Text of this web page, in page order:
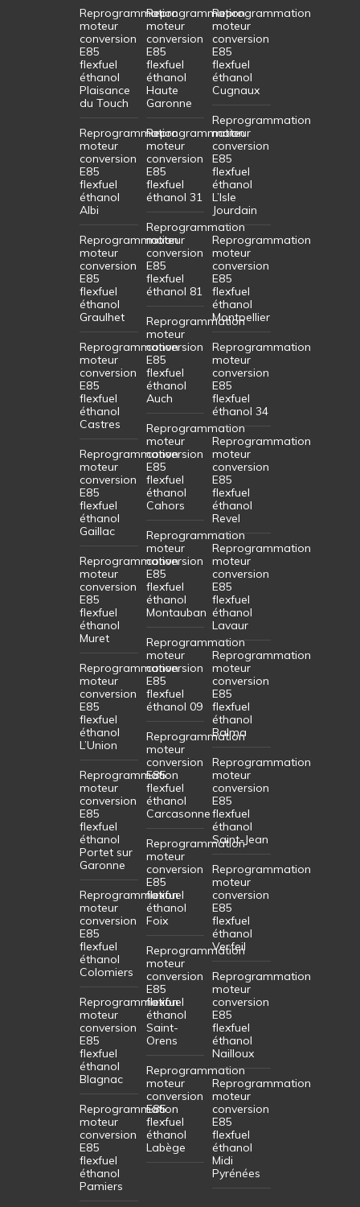
Reprogrammation
moteur
conversion
E85
flexfuel
éthanol
Plaisance
du Touch
Reprogrammation
moteur
conversion
E85
flexfuel
éthanol
Albi
Reprogrammation
moteur
conversion
E85
flexfuel
éthanol
Graulhet
Reprogrammation
moteur
conversion
E85
flexfuel
éthanol
Castres
Reprogrammation
moteur
conversion
E85
flexfuel
éthanol
Gaillac
Reprogrammation
moteur
conversion
E85
flexfuel
éthanol
Muret
Reprogrammation
moteur
conversion
E85
flexfuel
éthanol
L’Union
Reprogrammation
moteur
conversion
E85
flexfuel
éthanol
Portet sur
Garonne
Reprogrammation
moteur
conversion
E85
flexfuel
éthanol
Colomiers
Reprogrammation
moteur
conversion
E85
flexfuel
éthanol
Blagnac
Reprogrammation
moteur
conversion
E85
flexfuel
éthanol
Pamiers
Reprogrammation
moteur
conversion
E85
flexfuel
éthanol
Haute
Garonne
Reprogrammation
moteur
conversion
E85
flexfuel
éthanol 31
Reprogrammation
moteur
conversion
E85
flexfuel
éthanol 81
Reprogrammation
moteur
conversion
E85
flexfuel
éthanol
Auch
Reprogrammation
moteur
conversion
E85
flexfuel
éthanol
Cahors
Reprogrammation
moteur
conversion
E85
flexfuel
éthanol
Montauban
Reprogrammation
moteur
conversion
E85
flexfuel
éthanol 09
Reprogrammation
moteur
conversion
E85
flexfuel
éthanol
Carcasonne
Reprogrammation
moteur
conversion
E85
flexfuel
éthanol
Foix
Reprogrammation
moteur
conversion
E85
flexfuel
éthanol
Saint-
Orens
Reprogrammation
moteur
conversion
E85
flexfuel
éthanol
Labège
Reprogrammation
moteur
conversion
E85
flexfuel
éthanol
Cugnaux
Reprogrammation
moteur
conversion
E85
flexfuel
éthanol
L’Isle
Jourdain
Reprogrammation
moteur
conversion
E85
flexfuel
éthanol
Montpellier
Reprogrammation
moteur
conversion
E85
flexfuel
éthanol 34
Reprogrammation
moteur
conversion
E85
flexfuel
éthanol
Revel
Reprogrammation
moteur
conversion
E85
flexfuel
éthanol
Lavaur
Reprogrammation
moteur
conversion
E85
flexfuel
éthanol
Balma
Reprogrammation
moteur
conversion
E85
flexfuel
éthanol
Saint-Jean
Reprogrammation
moteur
conversion
E85
flexfuel
éthanol
Verfeil
Reprogrammation
moteur
conversion
E85
flexfuel
éthanol
Nailloux
Reprogrammation
moteur
conversion
E85
flexfuel
éthanol
Midi
Pyrénées